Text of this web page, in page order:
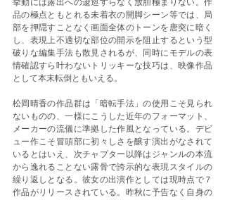
挙動には露出への逡巡すらなく放胆極まりない。作
品の極点ともとれる未着衣の開脚シーン等では、局
部を押隠すことなく画面全体のトーンを唐突に暗く
し、表現上不適切な部位の開示を阻止するという型
破りな編集手法も散見されるが、同時にモデルの表
情確認すら叶わないトリッキーな技巧は、映像作品
として本末転倒ともいえる。
松岡晴香の作品群は「暗転手法」の使用こそ見られ
ないものの、一様にこうした近年のフォーマット、
メーカーの流儀に準拠した作風となっている。デビ
ュー作こそ冒頭部に初々しさを醸す演出がなされて
いるとはいえ、次チャプター以降はジャンルの本流
から逸れることない露骨で誇示的な表現スタイルの
繰り返しとなる。彼女の出演作としては現時点で７
作品がリリースされている。昨秋に予告なく自身の